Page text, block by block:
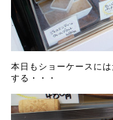
本日もショーケースに
する・・・